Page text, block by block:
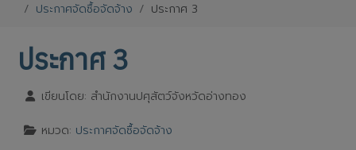
ประกาศจัดซื้อจัดจ้าง
ประกาศ 3
ประกาศ 3
เขียนโดย: สำนักงานปศุสัตว์จังหวัดอ่างทอง
หมวด: ประกาศจัดซื้อจัดจ้าง